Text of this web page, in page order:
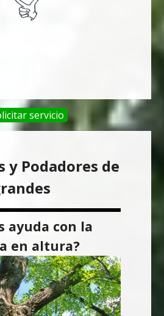
servicio
y Podadores de
ayuda con la
en altura?